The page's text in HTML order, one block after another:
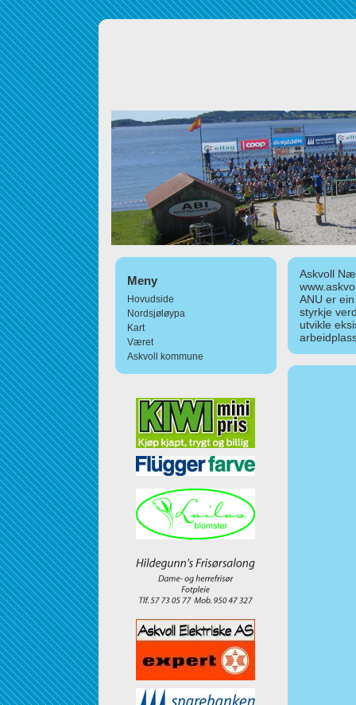
Meny
Hovudside
Nordsjøløypa
Kart
Været
Askvoll kommune
Askvoll
ANU er
styrkje
utvikle